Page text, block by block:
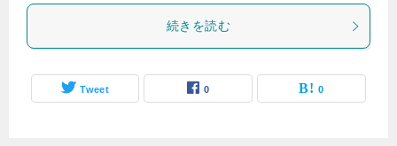
続きを読む
Tweet 0 0